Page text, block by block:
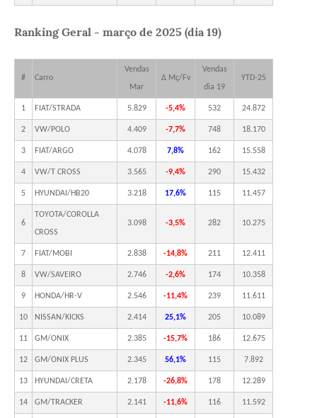
Ranking Geral - março de 2025 (dia 19)
# Carro
Vendas
Mar
Δ Mç/Fv
Vendas
dia 19
YTD-25
1 FIAT/STRADA 5.829 -5,4% 532 24.872
2 VW/POLO 4.409 -7,7% 748 18.170
3 FIAT/ARGO 4.078 7,8% 162 15.558
4 VW/T CROSS 3.565 -9,4% 290 15.432
5 HYUNDAI/HB20 3.218 17,6% 115 11.457
6
TOYOTA/COROLLA
CROSS
3.098 -3,5% 282 10.275
7 FIAT/MOBI 2.838 -14,8% 211 12.411
8 VW/SAVEIRO 2.746 -2,6% 174 10.358
9 HONDA/HR-V 2.546 -11,4% 239 11.611
10 NISSAN/KICKS 2.414 25,1% 205 10.089
11 GM/ONIX 2.385 -15,7% 186 12.675
12 GM/ONIX PLUS 2.345 56,1% 115 7.892
13 HYUNDAI/CRETA 2.178 -26,8% 178 12.289
14 GM/TRACKER 2.141 -11,6% 116 11.592